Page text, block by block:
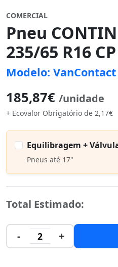
COMERCIAL
Pneu
235/65 R16
Modelo:
185,87€ /unidade
+ Ecovalor Obrigatório de 2,17€
Equilibragem +
Pneus até 17"
Total Estimado:
- 2 +